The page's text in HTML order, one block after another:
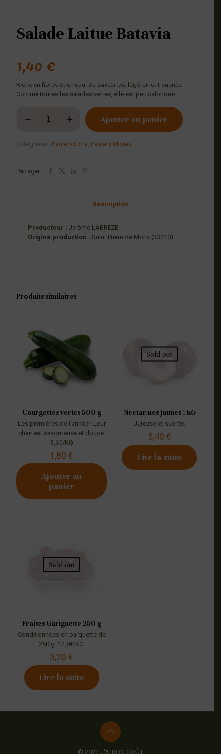
Salade Laitue Batavia
1,40€
Riche en fibres et en eau. Sa saveur est légèrement sucrée.
Comme toutes les salades vertes, elle est peu calorique.
Batavia
Ajouter au panier
Catégories : Paniers Extra, Paniers Mixtes
Partager
Description
Producteur :Jerôme LABREZE
Origine production : Saint Pierre de Mons (33210)
Produits similaires
Courgettes vertes 500 g
Les premières de l’année ! Leur
chair est savoureuse et douce.
3,6€/KG
1,80€
Ajouter au
panier
Sold out
Nectarines jaunes 1 KG
Juteuse et sucrée.
5,40 €
Lire la suite
Sold out
Fraises Gariguette 250 g
Conditionnées en barquette de
250 g. 12,8€/KG
3,20€
Lire la suite
© 2022 J'AI BON GOÛT